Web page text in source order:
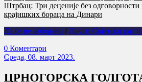
Штрбац: Три деценије без одговорности
крајишких бораца на Динари
Да се не заборави / Други Свјетски рат
0 Коментари
Cреда, 08. март 2023.
ЦРНОГОРСКА